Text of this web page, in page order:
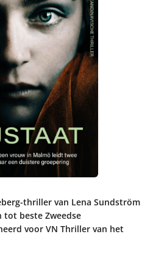
thriller van Lena Sundström
tot beste Zweedse
voor VN Thriller van het